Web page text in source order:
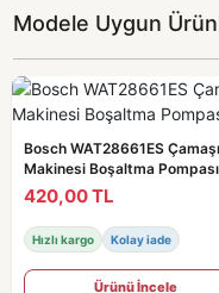
Modele Uygun
Bosch WAT28661ES
Makinesi Boşaltma Pompası
420,00 TL
Hızlı kargo Kolay iade
Ürünü İncele